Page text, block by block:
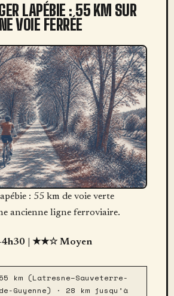
LAPÉBIE : 55 KM SUR
VOIE FERRÉE
: 55 km de voie verte
ancienne ligne ferroviaire.
| ★★☆ Moyen
55 km (Latresne–Sauveterre-
de-Guyenne) · 28 km jusqu’à